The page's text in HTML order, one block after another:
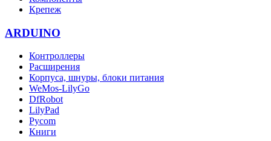
Крепеж
ARDUINO
Контроллеры
Расширения
Корпуса, шнуры, блоки питания
WeMos-LilyGo
DfRobot
LilyPad
Pycom
Книги